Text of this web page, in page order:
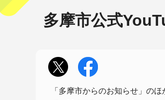
多摩市公式
「多摩市からのお知らせ」の